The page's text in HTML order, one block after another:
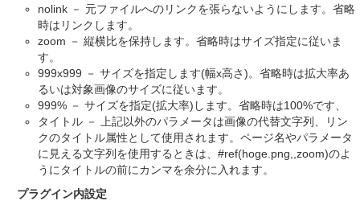
nolink － 元ファイルへのリンクを張らないようにします。省略
時はリンクします。
zoom － 縦横比を保持します。省略時はサイズ指定に従いま
す。
999x999 － サイズを指定します(幅x高さ)。省略時は拡大率あ
るいは対象画像のサイズに従います。
999% － サイズを指定(拡大率)します。省略時は100%です、
タイトル － 上記以外のパラメータは画像の代替文字列、リン
クのタイトル属性として使用されます。ページ名やパラメータ
に見える文字列を使用するときは、#ref(hoge.png,,zoom)のよ
うにタイトルの前にカンマを余分に入れます。
プラグイン内設定